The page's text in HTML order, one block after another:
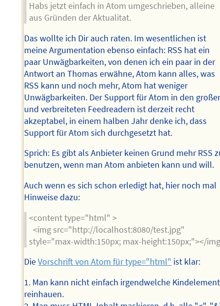
Habs jetzt einfach in Atom umgeschrieben, alleine
aus Gründen der Aktualitat.
Das wollte ich Dir auch raten. Im wesentlichen ist
meine Argumentation ebenso einfach: RSS hat ein
paar Unwägbarkeiten, von denen ich ein paar in der
Antwort an Thomas erwähne, Atom kann alles, was
RSS kann und noch mehr, Atom hat weniger
Unwägbarkeiten. Der Support für Atom in den
und verbreiteten Feedreadern ist derzeit recht
akzeptabel, in einem halben Jahr denke ich, dass
Support für Atom sich durchgesetzt hat.
Sprich: Es gibt als Anbieter keinen Grund mehr RSS
benutzen, wenn man Atom anbieten kann und will.
Auch wenn es sich schon erledigt hat, hier noch mal
Hinweise dazu:
<content type="html" >
<img src="http://localhost:8080/test.jpg"
style="max-width:150px; max-height:150px;"></
DieVorschrift von Atom für type="html" ist klar:
1. Man kann nicht einfach irgendwelche
reinhauen.